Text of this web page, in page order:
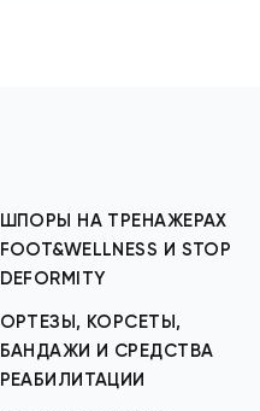
ШПОРЫ НА ТРЕНАЖЕРАХ
FOOT&WELLNESS И STOP
DEFORMITY
ОРТЕЗЫ, КОРСЕТЫ,
БАНДАЖИ И СРЕДСТВА
РЕАБИЛИТАЦИИ